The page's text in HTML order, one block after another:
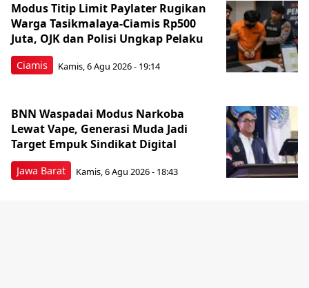
Ciamis
Modus Titip Limit Paylater Rugikan
Warga Tasikmalaya-Ciamis Rp500
Juta, OJK dan Polisi Ungkap Pelaku
Kamis, 6 Agu 2026 - 19:14
Jawa Barat
BNN Waspadai Modus Narkoba
Lewat Vape, Generasi Muda Jadi
Target Empuk Sindikat Digital
Kamis, 6 Agu 2026 - 18:43